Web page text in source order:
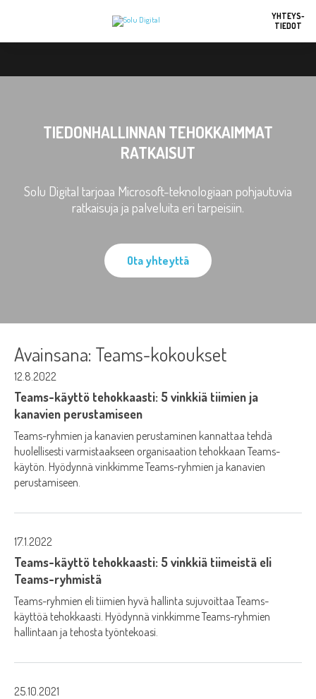
YHTEYS-
TIEDOT
TIEDONHALLINNAN TEHOKKAIMMAT
RATKAISUT
Solu Digital tarjoaa Microsoft-teknologiaan pohjautuvia
ratkaisuja ja palveluita eri tarpeisiin.
Ota yhteyttä
Avainsana: Teams-kokoukset
12.8.2022
Teams-käyttö tehokkaasti: 5 vinkkiä tiimien ja
kanavien perustamiseen
Teams-ryhmien ja kanavien perustaminen kannattaa tehdä
huolellisesti varmistaakseen organisaation tehokkaan Teams-
käytön. Hyödynnä vinkkimme Teams-ryhmien ja kanavien
perustamiseen.
17.1.2022
Teams-käyttö tehokkaasti: 5 vinkkiä tiimeistä eli
Teams-ryhmistä
Teams-ryhmien eli tiimien hyvä hallinta sujuvoittaa Teams-
käyttöä tehokkaasti. Hyödynnä vinkkimme Teams-ryhmien
hallintaan ja tehosta työntekoasi.
25.10.2021